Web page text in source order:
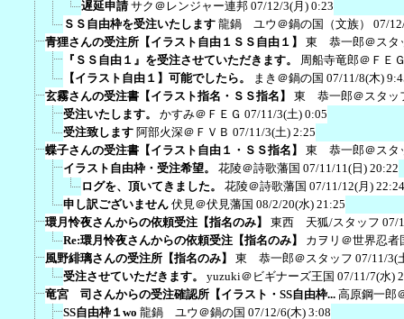
遅延申請 サク＠レンジャー連邦 07/12/3(月) 0:23
ＳＳ自由枠を受注いたします 龍鍋 ユウ＠鍋の国（文族）
07/
青狸さんの受注所【イラスト自由１ＳＳ自由１】
東 恭一郎＠スタ
『ＳＳ自由１』を受注させていただきます。
周船寺竜郎＠ＦＥ
【イラスト自由１】可能でしたら。
まき＠鍋の国 07/11/8(木)
玄霧さんの受注書【イラスト指名・ＳＳ指名】
東 恭一郎＠スタッ
受注いたします。
かすみ＠ＦＥＧ 07/11/3(土) 0:05
受注致します 阿部火深＠ＦＶＢ 07/11/3(土) 2:25
蝶子さんの受注書【イラスト自由１・ＳＳ指名】
東 恭一郎＠スタ
イラスト自由枠・受注希望。
花陵＠詩歌藩国 07/11/11(日) 20:22
ログを、頂いてきました。
花陵＠詩歌藩国 07/11/12(月) 22:24
申し訳ございません 伏見＠伏見藩国 08/2/20(水) 21:25
環月怜夜さんからの依頼受注【指名のみ】
東西 天狐/スタッフ 07/
Re:環月怜夜さんからの依頼受注【指名のみ】
カヲリ＠世界忍者
風野緋璃さんの受注所【指名のみ】
東 恭一郎＠スタッフ 07/11/3(
受注させていただきます。
yuzuki＠ビギナーズ王国 07/11/7(水)
竜宮 司さんからの受注確認所【イラスト・SS自由枠... 高原鋼一郎
SS自由枠１wo 龍鍋 ユウ＠鍋の国 07/12/6(木) 3:08